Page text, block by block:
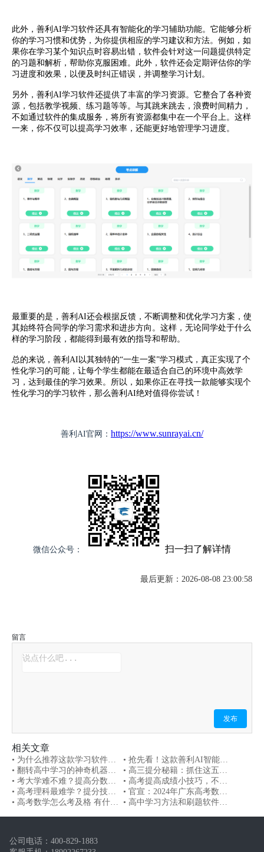
此外，善利AI学习软件还具有智能化的学习辅助功能。它能够分析
你的学习习惯和优势，为你提供相应的学习建议和方法。例如，如
果你在学习某个知识点时容易出错，软件会针对这一问题提供特定
的习题和解析，帮助你克服困难。此外，软件还会定期评估你的学
习进度和效果，以便及时纠正错误，并调整学习计划。
另外，善利AI学习软件还提供了丰富的学习资源。它整合了各种资
源，包括教学视频、练习题等等。与其跳来跳去，浪费时间精力，
不如通过软件的集成服务，将所有资源都集中在一个平台上。这样
一来，你不仅可以提高学习效率，还能更好地管理学习进度。
最重要的是， 善利AI还会根据反馈，不断调整和优化学习方案，使
其始终符合同学的学习需求和进步方向。这样，无论同学处于什么
样的学习阶段，都能得到最有效的指导和帮助。
总的来说，善利AI以其独特的“一生一案”学习模式，真正实现了个
性化学习的可能，让每个学生都能在最适合自己的环境中高效学
习，达到最佳的学习效果。所以，如果你正在寻找一款能够实现个
性化学习的学习软件，那么善利AI绝对值得你尝试！
善利AI官网： https://www.sunrayai.cn/
微信公众号： 扫一扫了解详情
最后更新：2026-08-08 23:00:58
留言
发布
相关文章
• 为什么推荐这款学习软件，
因为它真正做到了“一生一案”
• 抢先看！这款善利AI智能学
习机让学习变得轻松愉快
• 翻转高中学习的神奇机器，
高考学习软件即刻启航！
• 高三提分秘籍：抓住这五
点，成绩大幅提升！
• 考大学难不难？提高分数方
法，高考生看过来！
• 高考提高成绩小技巧，不看
后悔系列! AI来帮你
• 高考理科最难学？提分技巧
在这里
• 官宣：2024年广东高考数学
卷结构调整！（附专家点评）
• 高考数学怎么考及格 有什么
• 高中学习方法和刷题软件，
公司电话： 400-829-1883